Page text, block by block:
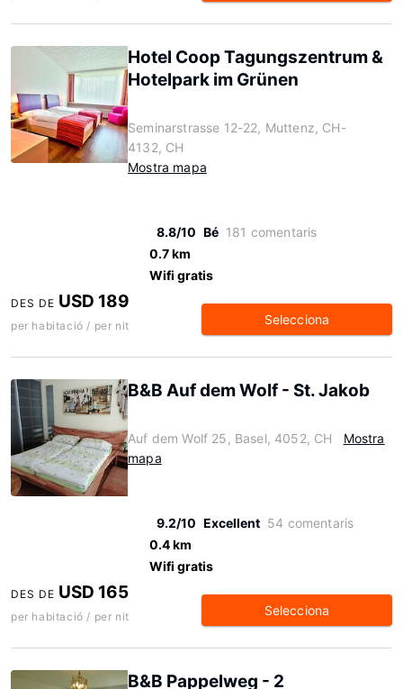
Hotel Coop Tagungszentrum &
Hotelpark im Grünen
Seminarstrasse 12-22, Muttenz, CH-
4132, CH
Mostra mapa
8.8/10 Bé 181 comentaris
0.7 km
Wifi gratis
DES DE USD 189
per habitació / per nit Selecciona
B&B Auf dem Wolf - St. Jakob
Auf dem Wolf 25, Basel, 4052, CH
Mostra
mapa
9.2/10 Excellent 54 comentaris
0.4 km
Wifi gratis
DES DE USD 165
per habitació / per nit Selecciona
B&B Pappelweg - 2